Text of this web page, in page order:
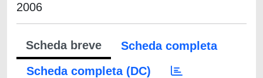
2006
Scheda breve
Scheda completa
Scheda completa (DC)